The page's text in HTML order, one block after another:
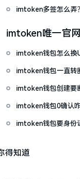
imtoken多签怎么弄
imtoken唯一官网
imtoken钱包怎么换
imtoken钱包一直转
imtoken钱包创建要
imtoken钱包0确认
imtoken钱包要身份
得知道